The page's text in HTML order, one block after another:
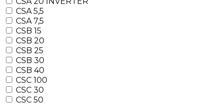
CSA 5,5
CSA 7,5
CSB 15
CSB 20
CSB 25
CSB 30
CSB 40
CSC 100
CSC 30
CSC 50